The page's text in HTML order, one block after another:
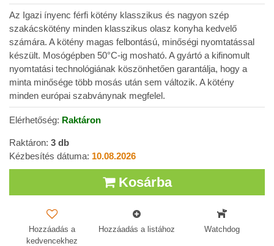
Az Igazi ínyenc férfi kötény klasszikus és nagyon szép
szakácskötény minden klasszikus olasz konyha kedvelő
számára. A kötény magas felbontású, minőségi nyomtatással
készült. Mosógépben 50°C-ig mosható. A gyártó a kifinomult
nyomtatási technológiának köszönhetően garantálja, hogy a
minta minősége több mosás után sem változik. A kötény
minden európai szabványnak megfelel.
Elérhetőség: Raktáron
Raktáron: 3 db
Kézbesítés dátuma: 10.08.2026
Kosárba
Hozzáadás a
kedvencekhez
Hozzáadás a listához Watchdog